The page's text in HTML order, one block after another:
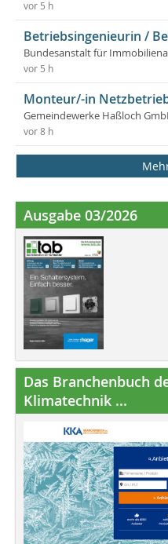
vor 5 h
Betriebsingenieurin /
Bundesanstalt für
vor 5 h
Monteur/-in
Gemeindewerke Haßloch
vor 8 h
Ausgabe 03/2026
Das Branchenbuch
Klimatechnik ...